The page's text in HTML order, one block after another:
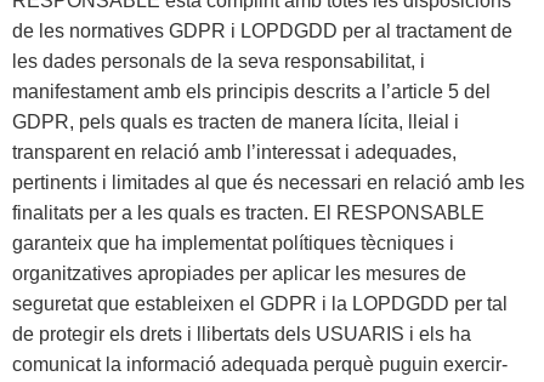
de les normatives GDPR i LOPDGDD per al tractament de
les dades personals de la seva responsabilitat, i
manifestament amb els principis descrits a l’article 5 del
GDPR, pels quals es tracten de manera lícita, lleial i
transparent en relació amb l’interessat i adequades,
pertinents i limitades al que és necessari en relació amb les
finalitats per a les quals es tracten. El RESPONSABLE
garanteix que ha implementat polítiques tècniques i
organitzatives apropiades per aplicar les mesures de
seguretat que estableixen el GDPR i la LOPDGDD per tal
de protegir els drets i llibertats dels USUARIS i els ha
comunicat la informació adequada perquè puguin exercir-